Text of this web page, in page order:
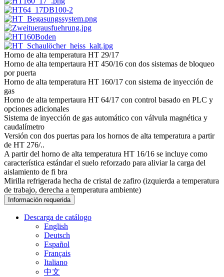
Horno de alta temperatura HT 29/17
Horno de alta tempertaura HT 450/16 con dos sistemas de bloqueo
por puerta
Horno de alta temperatura HT 160/17 con sistema de inyección de
gas
Horno de alta tempertaura HT 64/17 con control basado en PLC y
opciones adicionales
Sistema de inyección de gas automático con válvula magnética y
caudalímetro
Versión con dos puertas para los hornos de alta temperatura a partir
de HT 276/..
A partir del horno de alta temperatura HT 16/16 se incluye como
característica estándar el suelo reforzado para aliviar la carga del
aislamiento de fi bra
Mirilla refrigerada hecha de cristal de zafiro (izquierda a temperatura
de trabajo, derecha a temperatura ambiente)
Información requerida
Descarga de catálogo
English
Deutsch
Español
Français
Italiano
中文